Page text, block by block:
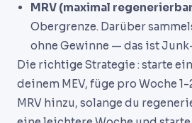
MRV (maximal
Obergrenze. Darüber
ohne Gewinne — das ist
Die richtige Strategie : starte
deinem MEV, füge pro Woche
MRV hinzu, solange du